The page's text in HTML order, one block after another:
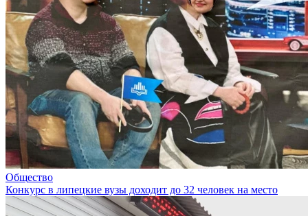
Общество
Конкурс в липецкие вузы доходит до 32 человек на место